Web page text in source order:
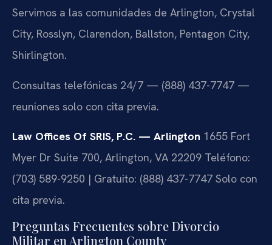
Servimos a las comunidades de Arlington, Crystal
City, Rosslyn, Clarendon, Ballston, Pentagon City,
Shirlington.
Consultas telefónicas 24/7 — (888) 437-7747 —
reuniones solo con cita previa.
Law Offices Of SRIS, P.C. — Arlington 1655 Fort
Myer Dr Suite 700, Arlington, VA 22209 Teléfono:
(703) 589-9250 | Gratuito: (888) 437-7747 Solo con
cita previa.
Preguntas Frecuentes sobre Divorcio
Militar en Arlington County